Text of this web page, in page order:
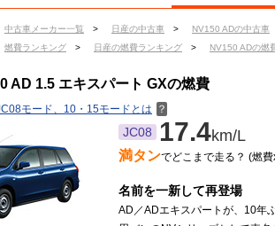
中古車メーカー一覧 > 日産の中古車 > NV150 ADの中古車
燃費ランキング > 日産の燃費ランキング > NV150 ADの燃
AD 1.5 エキスパート GXの燃費
モード、10・15モードとは ？
JC08 17.4km/L
満タンでどこまで走る？ (燃
名前を一新して再登場
AD／ADエキスパートが、10年